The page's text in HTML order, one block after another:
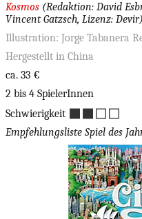
Kosmos (Redaktion: David
Vincent Gatzsch, Lizenz: Devir)
Illustration: Jorge Tabanera
Hergestellt in China
ca. 33 €
2 bis 4 SpielerInnen
Schwierigkeit ◼◼◻◻
Empfehlungsliste Spiel des